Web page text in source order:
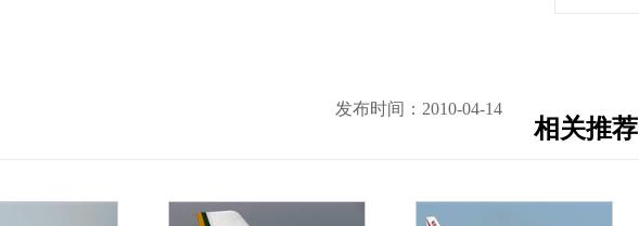
发布时间：2010-04-14
相关推荐